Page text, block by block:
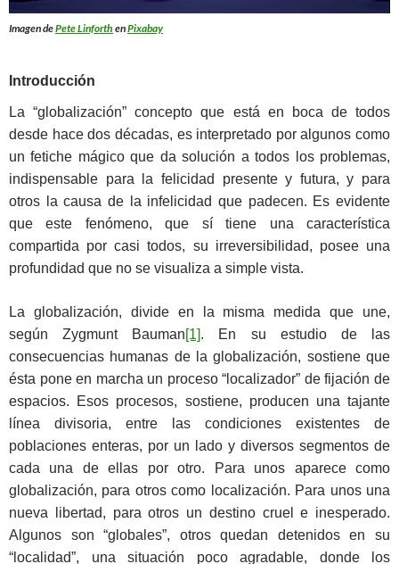
Imagen dePete Linforth enPixabay
Introducción
La “globalización” concepto que está en boca de todos
desde hace dos décadas, es interpretado por algunos como
un fetiche mágico que da solución a todos los problemas,
indispensable para la felicidad presente y futura, y para
otros la causa de la infelicidad que padecen. Es evidente
que este fenómeno, que sí tiene una característica
compartida por casi todos, su irreversibilidad, posee una
profundidad que no se visualiza a simple vista.
La globalización, divide en la misma medida que une,
según Zygmunt Bauman[1]. En su estudio de las
consecuencias humanas de la globalización, sostiene que
ésta pone en marcha un proceso “localizador” de fijación de
espacios. Esos procesos, sostiene, producen una tajante
línea divisoria, entre las condiciones existentes de
poblaciones enteras, por un lado y diversos segmentos de
cada una de ellas por otro. Para unos aparece como
globalización, para otros como localización. Para unos una
nueva libertad, para otros un destino cruel e inesperado.
Algunos son “globales”, otros quedan detenidos en su
“localidad”, una situación poco agradable, donde los